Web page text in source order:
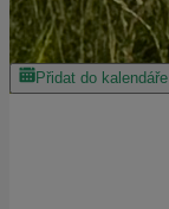
Přidat do kalendáře